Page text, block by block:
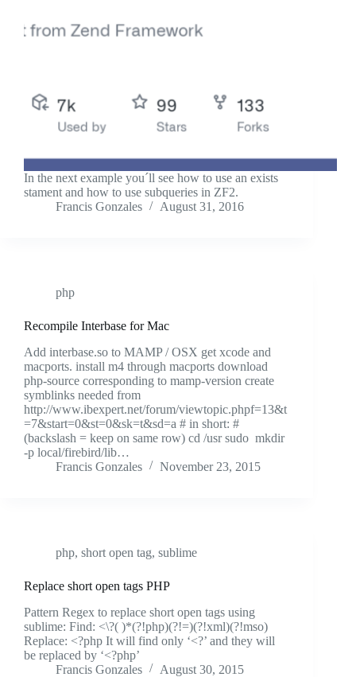
In the next example you´ll see how to use an exists
stament and how to use subqueries in ZF2.
Francis Gonzales
August 31, 2016
php
Recompile Interbase for Mac
Add interbase.so to MAMP / OSX get xcode and
macports. install m4 through macports download
php-source corresponding to mamp-version create
symblinks needed from
http://www.ibexpert.net/forum/viewtopic.phpf=13&t
=7&start=0&st=0&sk=t&sd=a # in short: #
(backslash = keep on same row) cd /usr sudo mkdir
-p local/firebird/lib…
Francis Gonzales
November 23, 2015
php, short open tag, sublime
Replace short open tags PHP
Pattern Regex to replace short open tags using
sublime: Find: <\?( )*(?!php)(?!=)(?!xml)(?!mso)
Replace: <?php It will find only ‘<?’ and they will
be replaced by ‘<?php’
Francis Gonzales
August 30, 2015